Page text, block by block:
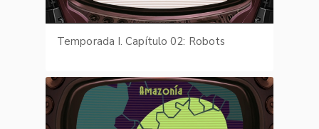
Temporada I. Capítulo 02: Robots